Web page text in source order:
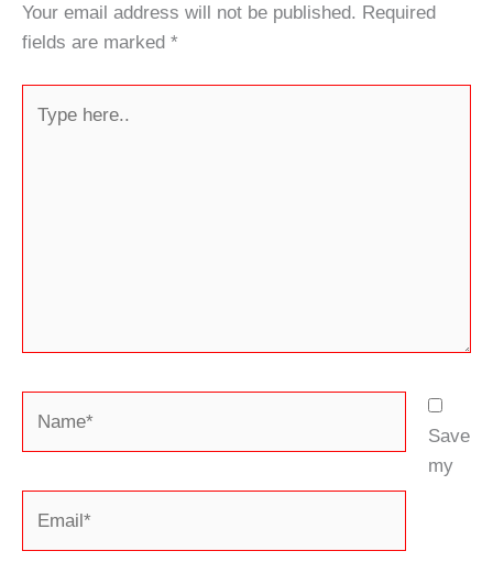
Your email address will not be published. Required
fields are marked *
here..
Save
my